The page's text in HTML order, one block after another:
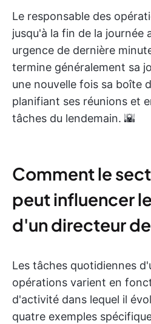
Le responsable des
jusqu'à la fin de la journée
urgence de dernière
termine généralement sa
une nouvelle fois sa boîte
planifiant ses réunions et
tâches du lendemain. 🌇
Comment le
peut influencer
d'un directeur
Les tâches quotidiennes
opérations varient en
d'activité dans lequel il
quatre exemples